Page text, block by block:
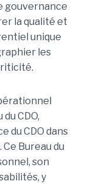
gouvernance
la qualité et
unique
les
CDO,
du CDO dans
Bureau du
son
y